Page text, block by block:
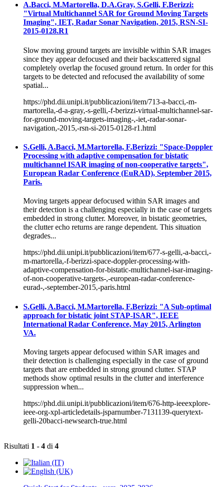
A.Bacci, M.Martorella, D.A.Gray, S.Gelli, F.Berizzi:
"Virtual Multichannel SAR for Ground Moving Targets
Imaging", IET, Radar Sonar Navigation, 2015, RSN-SI-
2015-0128.R1
Slow moving ground targets are invisible within SAR images
since they appear defocused and their backscattered signal
completely overlap the focused ground return. In order for this
targets to be detected and refocused the availability of some
spatial...
https://phd.dii.unipi.it/pubblicazioni/item/713-a-bacci,-m-
martorella,-d-a-gray,-s-gelli,-f-berizzi-virtual-multichannel-sar-
for-ground-moving-targets-imaging-,-iet,-radar-sonar-
navigation,-2015,-rsn-si-2015-0128-r1.html
S.Gelli, A.Bacci, M.Martorella, F.Berizzi: "Space-Doppler
Processing with adaptive compensation for bistatic
multichannel ISAR imaging of non-cooperative targets",
European Radar Conference (EuRAD), September 2015,
Paris.
Moving targets appear defocused within SAR images and
their detection is a challenging especially in the case of targets
embedded in strong clutter. Moreover, in bistatic geometries,
the clutter echo returns are range dependent. This situation
degrades...
https://phd.dii.unipi.it/pubblicazioni/item/677-s-gelli,-a-bacci,-
m-martorella,-f-berizzi-space-doppler-processing-with-
adaptive-compensation-for-bistatic-multichannel-isar-imaging-
of-non-cooperative-targets-,-european-radar-conference-
eurad-,-september-2015,-paris.html
S.Gelli, A.Bacci, M.Martorella, F.Berizzi: "A Sub-optimal
approach for bistatic joint STAP-ISAR", IEEE
International Radar Conference, May 2015, Arlington
VA.
Moving targets appear defocused within SAR images and
their detection is challenging especially in the case of ground
targets that are embedded in strong ground clutter. STAP
methods show optimal results in the clutter and interference
suppression when...
https://phd.dii.unipi.it/pubblicazioni/item/676-http-ieeexplore-
ieee-org-xpl-articledetails-jsparnumber-7131139-querytext-
gelli-20bacci-newsearch-true.html
Risultati 1 - 4 di 4